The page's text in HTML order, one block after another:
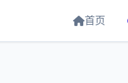
首页